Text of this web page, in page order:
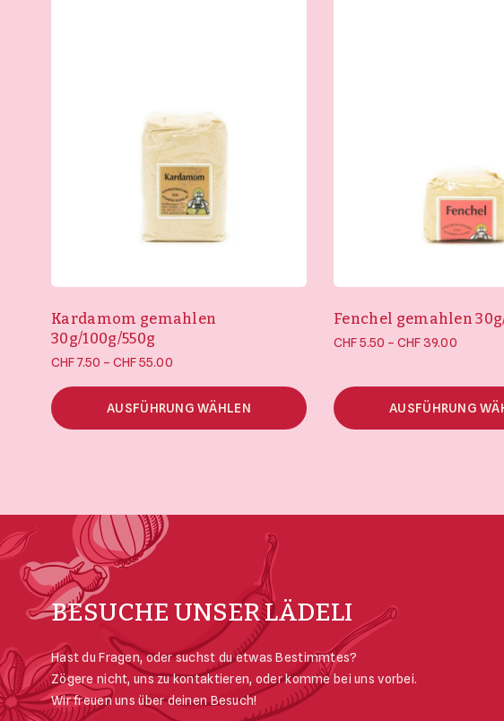
Kardamom gemahlen
30g/100g/550g
CHF7.50 – CHF55.00
CHF 55.00
AUSFÜHRUNG WÄHLEN
Fenchel gemahlen
CHF5.50 – CHF39.00
AUSFÜHRUNG
BESUCHE UNSER LÄDELI
Hast du Fragen, oder suchst du etwas Bestimmtes?
Zögere nicht, uns zu kontaktieren, oder komme bei uns vorbei.
Wir freuen uns über deinen Besuch!